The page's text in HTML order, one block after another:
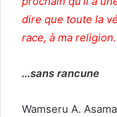
dire que toute la
race, à ma religion.
…sans rancune
Wamseru A. Asama